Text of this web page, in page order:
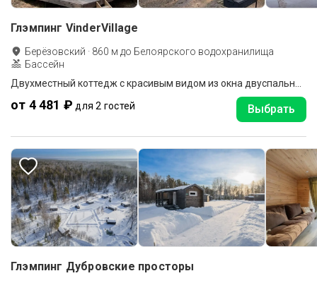
Глэмпинг VinderVillage
Берёзовский · 860 м до Белоярского водохранилища
Бассейн
от 4 481 ₽ для 2 гостей Выбрать
Глэмпинг Дубровские просторы